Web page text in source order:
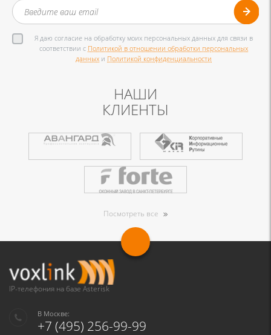
Я даю согласие на обработку моих персональных данных для связи в
соответствии с Политикой в отношении обработки персональных
данных и Политикой конфиденциальности
НАШИ
КЛИЕНТЫ
Посмотреть все
IP-телефония на базе Asterisk
В Москве:
+7 (495) 256-99-99